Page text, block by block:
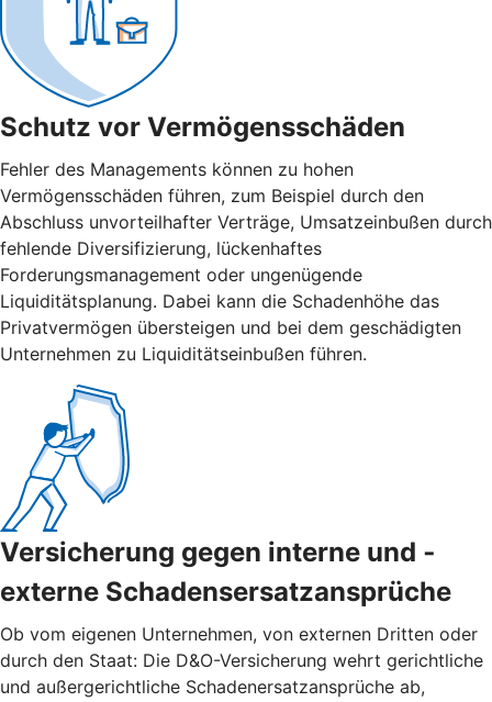
Schutz vor Vermögensschäden
Fehler des Managements können zu hohen
Vermögensschäden führen, zum Beispiel durch den
Abschluss unvorteilhafter Verträge, Umsatzeinbußen durch
fehlende Diversifizierung, lückenhaftes
Forderungsmanagement oder ungenügende
Liquiditätsplanung. Dabei kann die Schadenhöhe das
Privatvermögen übersteigen und bei dem geschädigten
Unternehmen zu Liquiditätseinbußen führen.
Versicherung gegen interne und ­
externe ­Schadensersatzansprüche
Ob vom eigenen Unternehmen, von externen Dritten oder
durch den Staat: Die D&O-Versicherung wehrt gerichtliche
und außergerichtliche Schadenersatzansprüche ab,